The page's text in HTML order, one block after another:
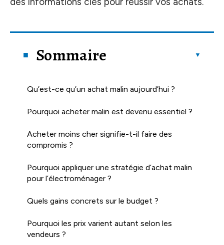
Sommaire
Qu’est-ce qu’un achat malin aujourd’hui ?
Pourquoi acheter malin est devenu essentiel ?
Acheter moins cher signifie-t-il faire des
compromis ?
Pourquoi appliquer une stratégie d’achat malin
pour l’électroménager ?
Quels gains concrets sur le budget ?
Pourquoi les prix varient autant selon les
vendeurs ?